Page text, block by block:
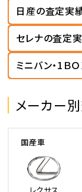
日産の査定実
セレナの査定
ミニバン・1Ｂ
メーカー
国産車
レクサス